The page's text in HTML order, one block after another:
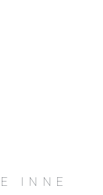
INNE